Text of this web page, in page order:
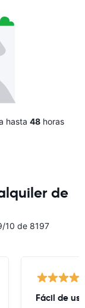
hasta 48 horas
de
10 de 8197
Fácil de